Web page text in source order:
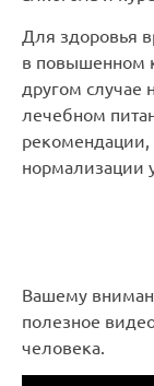
Для здоровья
в повышенном
другом случае
лечебном
нормализации
Вашему
полезное
человека.